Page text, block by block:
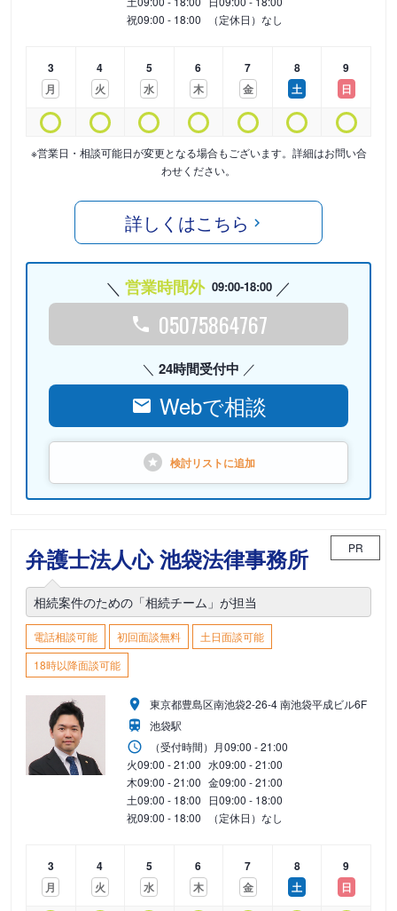
祝09:00 - 18:00 （定休日）なし
3
月
4
火
5
水
6
木
7
金
8
土
9
日
※営業日・相談可能日が変更となる場合もございます。詳細はお問い合
わせください。
詳しくはこちら
営業時間外 09:00-18:00
05075864767
24時間受付中
Webで相談
検討リストに追加
弁護士法人心 池袋法律事務所 PR
相続案件のための「相続チーム」が担当
電話相談可能 初回面談無料
土日面談可能
18時以降面談可能
東京都豊島区南池袋2-26-4 南池袋平成ビル6F
池袋駅
（受付時間） 月09:00 - 21:00
火09:00 - 21:00 水09:00 - 21:00
木09:00 - 21:00 金09:00 - 21:00
土09:00 - 18:00 日09:00 - 18:00
祝09:00 - 18:00 （定休日）なし
3
月
4
火
5
水
6
木
7
金
8
土
9
日